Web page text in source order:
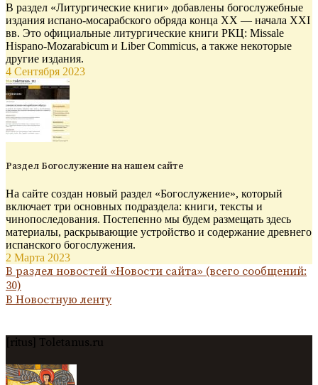
В раздел «Литургические книги» добавлены богослужебные
издания испано-мосарабского обряда конца XX — начала XXI
вв. Это официальные литургические книги РКЦ: Missale
Hispano-Mozarabicum и Liber Commicus, а также некоторые
другие издания.
4 Сентября 2023
Раздел Богослужение на нашем сайте
На сайте создан новый раздел «Богослужение», который
включает три основных подраздела: книги, тексты и
чинопоследования. Постепенно мы будем размещать здесь
материалы, раскрывающие устройство и содержание древнего
испанского богослужения.
2 Марта 2023
В раздел новостей «Новости сайта» (всего сообщений:
30)
В Новостную ленту
[ritus] Toletanus.ru